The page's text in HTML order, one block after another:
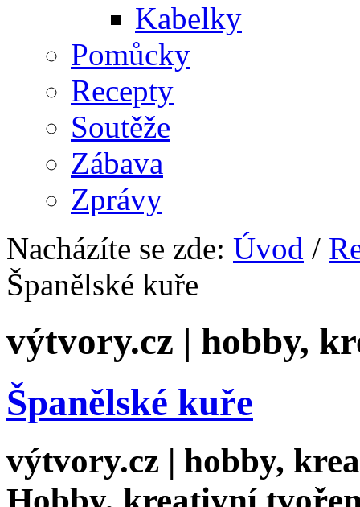
Kabelky
Pomůcky
Recepty
Soutěže
Zábava
Zprávy
Nacházíte se zde: Úvod /
Španělské kuře
výtvory.cz | hobby,
Španělské kuře
výtvory.cz | hobby,